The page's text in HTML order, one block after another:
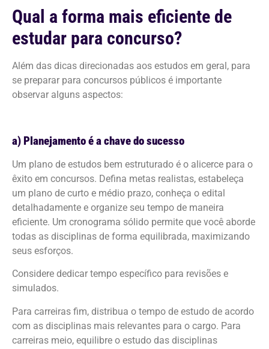
Qual a forma mais eficiente de
estudar para concurso?
Além das dicas direcionadas aos estudos em geral, para
se preparar para concursos públicos é importante
observar alguns aspectos:
a) Planejamento é a chave do sucesso
Um plano de estudos bem estruturado é o alicerce para o
êxito em concursos. Defina metas realistas, estabeleça
um plano de curto e médio prazo, conheça o edital
detalhadamente e organize seu tempo de maneira
eficiente. Um cronograma sólido permite que você aborde
todas as disciplinas de forma equilibrada, maximizando
seus esforços.
Considere dedicar tempo específico para revisões e
simulados.
Para carreiras fim, distribua o tempo de estudo de acordo
com as disciplinas mais relevantes para o cargo. Para
carreiras meio, equilibre o estudo das disciplinas